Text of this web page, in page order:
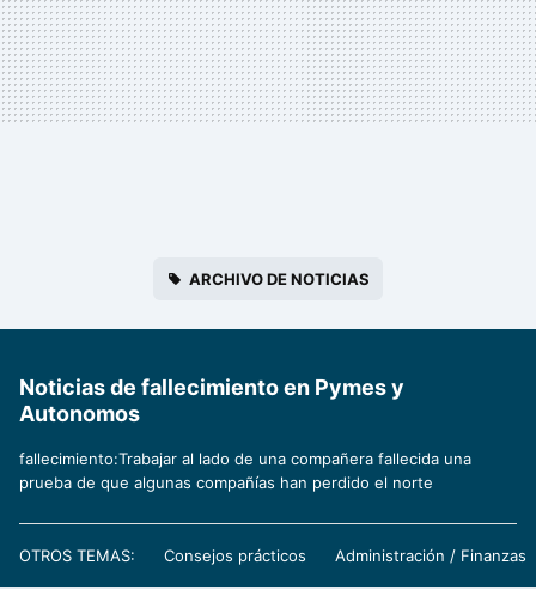
ARCHIVO DE NOTICIAS
Noticias de fallecimiento en Pymes y
Autonomos
fallecimiento:Trabajar al lado de una compañera fallecida una
prueba de que algunas compañías han perdido el norte
OTROS TEMAS: Consejos prácticos Administración / Finanzas